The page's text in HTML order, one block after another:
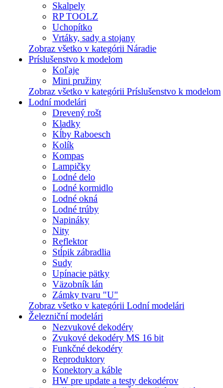
Skalpely
RP TOOLZ
Uchopítko
Vrtáky, sady a stojany
Zobraz všetko v kategórii Náradie
Príslušenstvo k modelom
Koľaje
Mini pružiny
Zobraz všetko v kategórii Príslušenstvo k modelom
Lodní modelári
Drevený rošt
Kladky
Kĺby Raboesch
Kolík
Kompas
Lampičky
Lodné delo
Lodné kormidlo
Lodné okná
Lodné trúby
Napináky
Nity
Reflektor
Stĺpik zábradlia
Sudy
Upínacie pätky
Väzobník lán
Zámky tvaru "U"
Zobraz všetko v kategórii Lodní modelári
Železniční modelári
Nezvukové dekodéry
Zvukové dekodéry MS 16 bit
Funkčné dekodéry
Reproduktory
Konektory a káble
HW pre update a testy dekodérov